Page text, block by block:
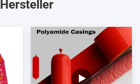
Hersteller